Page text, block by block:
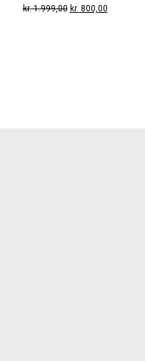
kr.1.999,00 kr. 800,00